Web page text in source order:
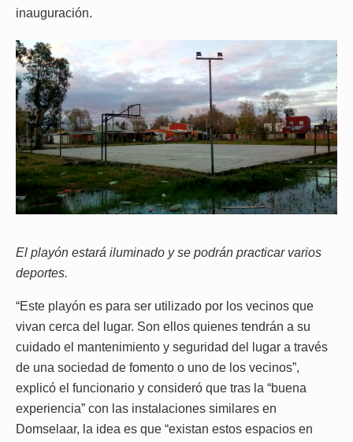
inauguración.
El playón estará iluminado y se podrán practicar varios
deportes.
“Este playón es para ser utilizado por los vecinos que
vivan cerca del lugar. Son ellos quienes tendrán a su
cuidado el mantenimiento y seguridad del lugar a través
de una sociedad de fomento o uno de los vecinos”,
explicó el funcionario y consideró que tras la “buena
experiencia” con las instalaciones similares en
Domselaar, la idea es que “existan estos espacios en